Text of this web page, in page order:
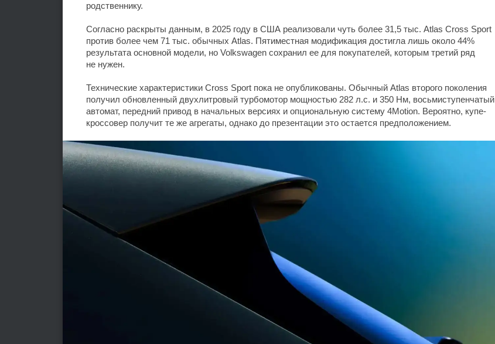
родственнику.
Согласно раскрыты данным, в 2025 году в США реализовали чуть более 31,5 тыс. Atlas Cross Sport
против более чем 71 тыс. обычных Atlas. Пятиместная модификация достигла лишь около 44%
результата основной модели, но Volkswagen сохранил ее для покупателей, которым третий ряд
не нужен.
Технические характеристики Cross Sport пока не опубликованы. Обычный Atlas второго поколения
получил обновленный двухлитровый турбомотор мощностью 282 л.с. и 350 Нм, восьмиступенчатый
автомат, передний привод в начальных версиях и опциональную систему 4Motion. Вероятно, купе-
кроссовер получит те же агрегаты, однако до презентации это остается предположением.